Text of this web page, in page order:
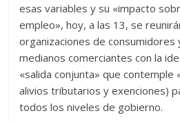
esas variables y su «impacto
empleo», hoy, a las 13, se
organizaciones de consumidores
medianos comerciantes con la
«salida conjunta» que contemple
alivios tributarios y exenciones)
todos los niveles de gobierno.